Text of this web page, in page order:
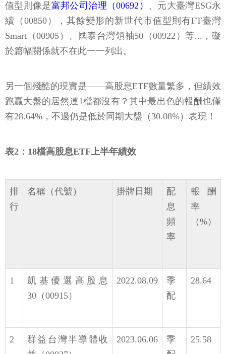
值型則像是富邦公司治理（00692）
、元大臺灣ESG永
續（00850），其餘變形的新世代市值型則有FT臺灣
Smart（00905）、國泰台灣領袖50（00922）等...，礙
於篇幅關係就不在此一一列出。
另一個殘酷的現實是——高股息ETF數量繁多，但績效
跑贏大盤的居然連1檔都沒有？其中最出色的報酬也僅
有28.64%，不過仍是低於同期大盤（30.08%）表現！
表2：18檔高股息ETF上半年績效
排
行
名稱（代號） 掛牌日期
配
息
頻
率
報酬
率
（%）
1
凱基優選高股息
30（00915）
2022.08.09
季
配
28.64
2
群益台灣半導體收
2023.06.06
季
25.58